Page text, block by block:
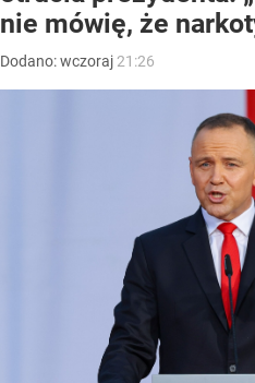
nie mówię, że
Dodano:wczoraj 21:26